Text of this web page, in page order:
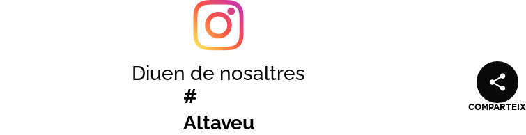
Diuen de nosaltres
#
Altaveu
COMPARTEIX